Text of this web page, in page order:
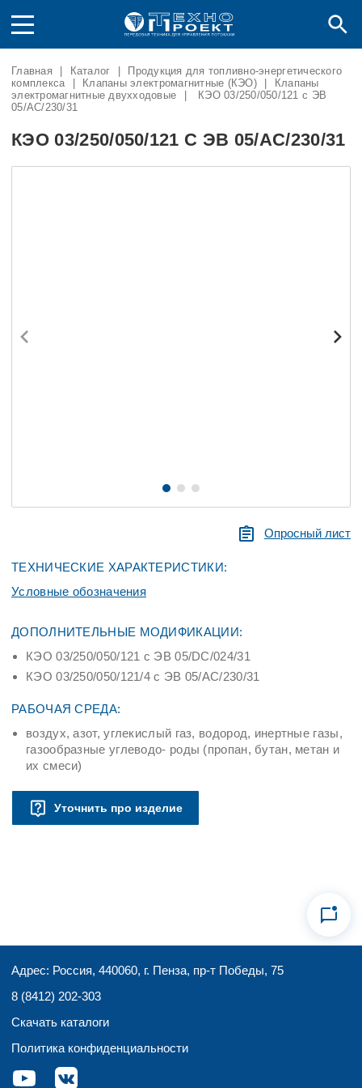
Главная Каталог
Продукция для топливно-энергетического
комплекса
Клапаны электромагнитные (КЭО)
Клапаны
электромагнитные двухходовые
КЭО 03/250/050/121 с ЭВ
05/AC/230/31
КЭО 03/250/050/121 С ЭВ 05/AC/230/31
Опросный лист
ТЕХНИЧЕСКИЕ ХАРАКТЕРИСТИКИ:
Условные обозначения
ДОПОЛНИТЕЛЬНЫЕ МОДИФИКАЦИИ:
КЭО 03/250/050/121 с ЭВ 05/DС/024/31
КЭО 03/250/050/121/4 с ЭВ 05/АС/230/31
РАБОЧАЯ СРЕДА:
воздух, азот, углекислый газ, водород, инертные газы,
газообразные углеводо- роды (пропан, бутан, метан и
их смеси)
Уточнить про изделие
Адрес: Россия, 440060, г. Пенза, пр-т Победы, 75
8 (8412) 202-303
Скачать каталоги
Политика конфиденциальности